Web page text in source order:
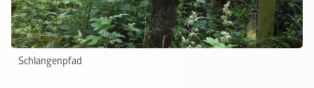
Schlangenpfad